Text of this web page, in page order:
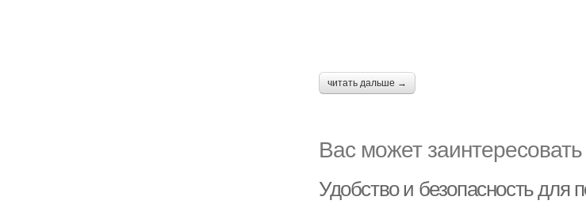
читать дальше →
Вас может заинтересовать
Удобство и безопасность для